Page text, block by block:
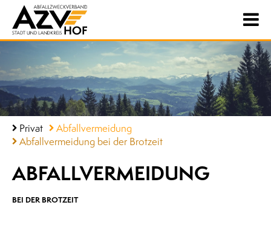
Privat
Abfallvermeidung
Abfallvermeidung bei der Brotzeit
ABFALL­VERMEIDUNG
BEI DER BROTZEIT